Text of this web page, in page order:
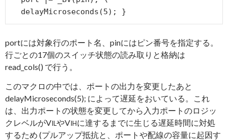
portには対象行のポート名、pinにはピン番号を指定する。
行ごとの17個のスイッチ状態の読み取りと格納は
read_cols() で行う。
このマクロの中では、ポートの出力を変更したあと
delayMicroseconds(5); によって遅延をおいている。これ
は、出力ポートの状態を変更してから入力ポートのロジッ
クレベルがVILやVIHに達するまでに生じる遅延時間に対処
するため (プルアップ抵抗と、ポートや配線の容量に起因す